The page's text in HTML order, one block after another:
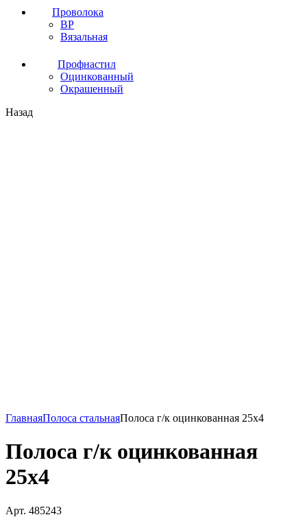
Проволока
ВР
Вязальная
Профнастил
Оцинкованный
Окрашенный
Назад
ГлавнаяПолоса стальнаяПолоса г/к оцинкованная 25х4
Полоса г/к оцинкованная
25х4
Арт. 485243